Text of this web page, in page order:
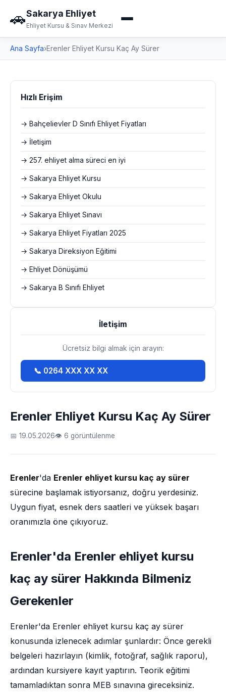
🚗Sakarya Ehliyet
Ehliyet Kursu & Sınav Merkezi
Ana Sayfa›Erenler Ehliyet Kursu Kaç Ay Sürer
Erenler Ehliyet Kursu Kaç Ay Sürer
📅 19.05.2026👁 6 görüntülenme
Erenler'da Erenler ehliyet kursu kaç ay sürer
sürecine başlamak istiyorsanız, doğru yerdesiniz.
Uygun fiyat, esnek ders saatleri ve yüksek başarı
oranımızla öne çıkıyoruz.
Erenler'da Erenler ehliyet kursu
kaç ay sürer Hakkında Bilmeniz
Gerekenler
Erenler'da Erenler ehliyet kursu kaç ay sürer
konusunda izlenecek adımlar şunlardır: Önce gerekli
belgeleri hazırlayın (kimlik, fotoğraf, sağlık raporu),
ardından kursiyere kayıt yaptırın. Teorik eğitimi
tamamladıktan sonra MEB sınavına gireceksiniz.
Hızlı Erişim
→ Bahçelievler D Sınıfı Ehliyet Fiyatları
→ İletişim
→ 257. ehliyet alma süreci en iyi
→ Sakarya Ehliyet Kursu
→ Sakarya Ehliyet Okulu
→ Sakarya Ehliyet Sınavı
→ Sakarya Ehliyet Fiyatları 2025
→ Sakarya Direksiyon Eğitimi
→ Ehliyet Dönüşümü
→ Sakarya B Sınıfı Ehliyet
İletişim
Ücretsiz bilgi almak için arayın:
📞 0264 XXX XX XX